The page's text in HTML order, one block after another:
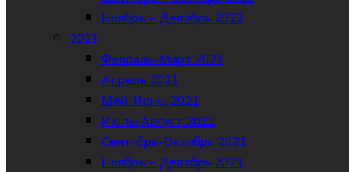
Ноябрь – Декабрь 2022
2021
Февраль-Март 2021
Апрель 2021
Май-Июнь 2021
Июль-Август 2021
Сентябрь-Октябрь 2021
Ноябрь – Декабрь 2021